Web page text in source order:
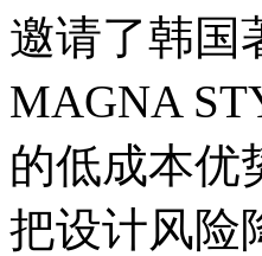
邀请了韩国
MAGNA
的低成本优
把设计风险